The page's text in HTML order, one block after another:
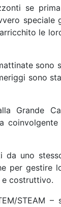
se
speciale
le
sono
Grande
uno
per gestire
e costruttivo.
STEAM –